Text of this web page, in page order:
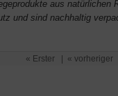
aus natürlichen
und sind nachhaltig
« Erster « vorheriger